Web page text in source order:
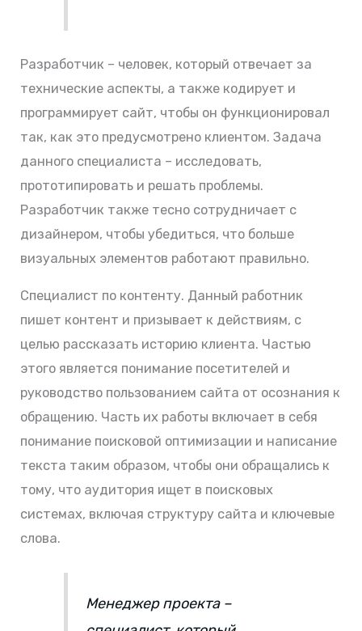
Разработчик – человек, который отвечает за
технические аспекты, а также кодирует и
программирует сайт, чтобы он функционировал
так, как это предусмотрено клиентом. Задача
данного специалиста – исследовать,
прототипировать и решать проблемы.
Разработчик также тесно сотрудничает с
дизайнером, чтобы убедиться, что больше
визуальных элементов работают правильно.
Специалист по контенту. Данный работник
пишет контент и призывает к действиям, с
целью рассказать историю клиента. Частью
этого является понимание посетителей и
руководство пользованием сайта от осознания к
обращению. Часть их работы включает в себя
понимание поисковой оптимизации и написание
текста таким образом, чтобы они обращались к
тому, что аудитория ищет в поисковых
системах, включая структуру сайта и ключевые
слова.
Менеджер проекта –